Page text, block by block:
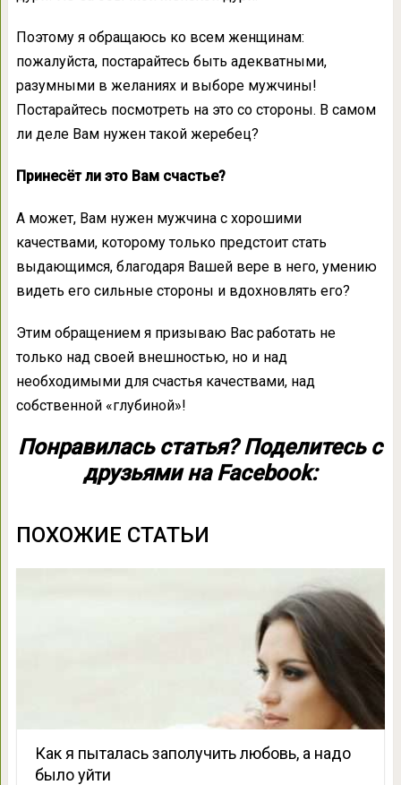
Поэтому я обращаюсь ко всем женщинам:
пожалуйста, постарайтесь быть адекватными,
разумными в желаниях и выборе мужчины!
Постарайтесь посмотреть на это со стороны. В самом
ли деле Вам нужен такой жеребец?
Принесёт ли это Вам счастье?
А может, Вам нужен мужчина с хорошими
качествами, которому только предстоит стать
выдающимся, благодаря Вашей вере в него, умению
видеть его сильные стороны и вдохновлять его?
Этим обращением я призываю Вас работать не
только над своей внешностью, но и над
необходимыми для счастья качествами, над
собственной «глубиной»!
Понравилась статья? Поделитесь с
друзьями на Facebook:
ПОХОЖИЕ СТАТЬИ
Как я пыталась заполучить любовь, а надо
было уйти